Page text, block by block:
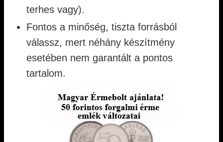
terhes vagy).
Fontos a minőség, tiszta forrásból
válassz, mert néhány készítmény
esetében nem garantált a pontos
tartalom.